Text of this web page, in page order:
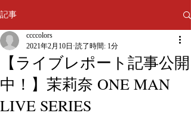
記事
【ライブレポート記事公開
中！】茉莉奈 ONE MAN
LIVE SERIES
ccccolors
2021年2月10日 読了時間: 1分